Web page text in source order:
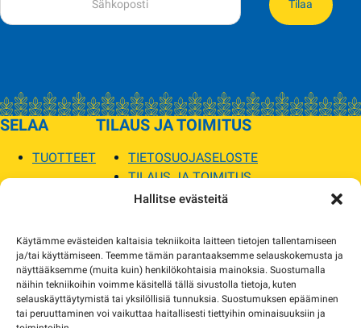
Hallitse evästeitä
Käytämme evästeiden kaltaisia tekniikoita laitteen tietojen tallentamiseen
ja/tai käyttämiseen. Teemme tämän parantaaksemme selauskokemusta ja
näyttääksemme (muita kuin) henkilökohtaisia mainoksia. Suostumalla
näihin tekniikoihin voimme käsitellä tällä sivustolla tietoja, kuten
selauskäyttäytymistä tai yksilöllisiä tunnuksia. Suostumuksen epääminen
tai peruuttaminen voi vaikuttaa haitallisesti tiettyihin ominaisuuksiin ja
Tilaa
SELAA
TUOTTEET
TILAUS JA TOIMITUS
TIETOSUOJASELOSTE
TILAUS JA TOIMITUS
TOIMITUSEHDOT
MYYMÄLÄT JA YHTEYSTIEDOT
USEIN KYSYTYT
AJANKOHTAISTA